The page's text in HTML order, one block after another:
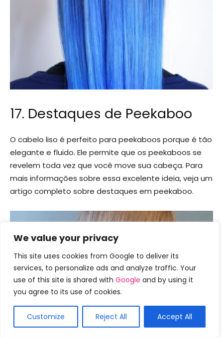
We value your privacy
This site uses cookies from Google to deliver its
services, to personalize ads and analyze traffic. Your
use of this site is shared with Google and by using it
you agree to its use of cookies.
Customize Reject All Accept All
17. Destaques de Peekaboo
O cabelo liso é perfeito para peekaboos porque é tão
elegante e fluido. Ele permite que os peekaboos se
revelem toda vez que você move sua cabeça. Para
mais informações sobre essa excelente ideia, veja um
artigo completo sobre destaques em peekaboo.